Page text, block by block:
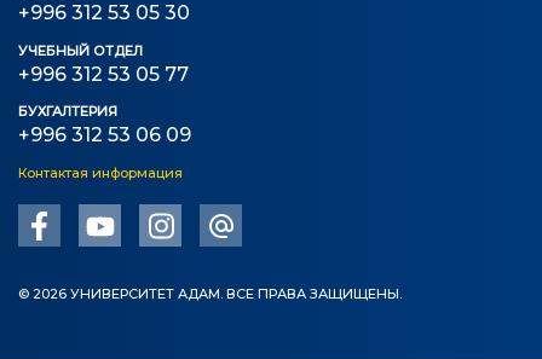
АРХИВ
+996 312 53 05 30
УЧЕБНЫЙ ОТДЕЛ
+996 312 53 05 77
БУХГАЛТЕРИЯ
+996 312 53 06 09
Контактая информация
© 2026 УНИВЕРСИТЕТ АДАМ. ВСЕ ПРАВА ЗАЩИЩЕНЫ.